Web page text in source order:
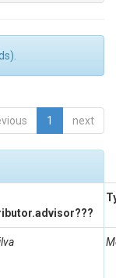
1 next